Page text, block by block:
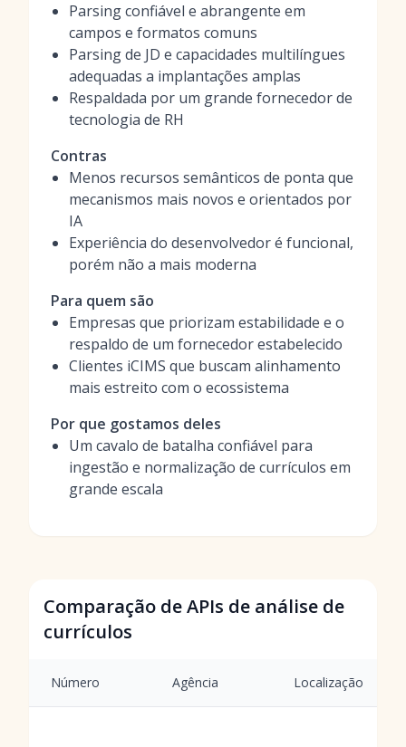
Parsing confiável e abrangente em
campos e formatos comuns
Parsing de JD e capacidades multilíngues
adequadas a implantações amplas
Respaldada por um grande fornecedor de
tecnologia de RH
Contras
Menos recursos semânticos de ponta que
mecanismos mais novos e orientados por
IA
Experiência do desenvolvedor é funcional,
porém não a mais moderna
Para quem são
Empresas que priorizam estabilidade e o
respaldo de um fornecedor estabelecido
Clientes iCIMS que buscam alinhamento
mais estreito com o ecossistema
Por que gostamos deles
Um cavalo de batalha confiável para
ingestão e normalização de currículos em
grande escala
Comparação de APIs de análise de
currículos
Número Agência Localização